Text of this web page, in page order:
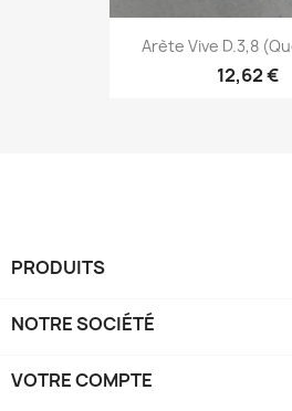
Arète Vive D.3,8
12,62 €
PRODUITS
NOTRE SOCIÉTÉ
VOTRE COMPTE